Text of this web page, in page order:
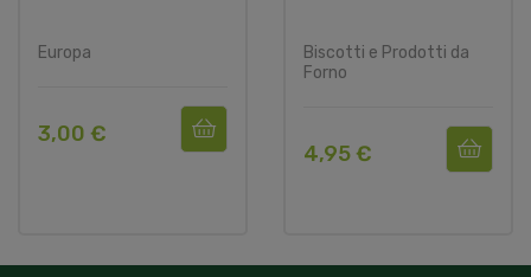
Europa
3,00 €
Biscotti e Prodotti da
Forno
4,95 €